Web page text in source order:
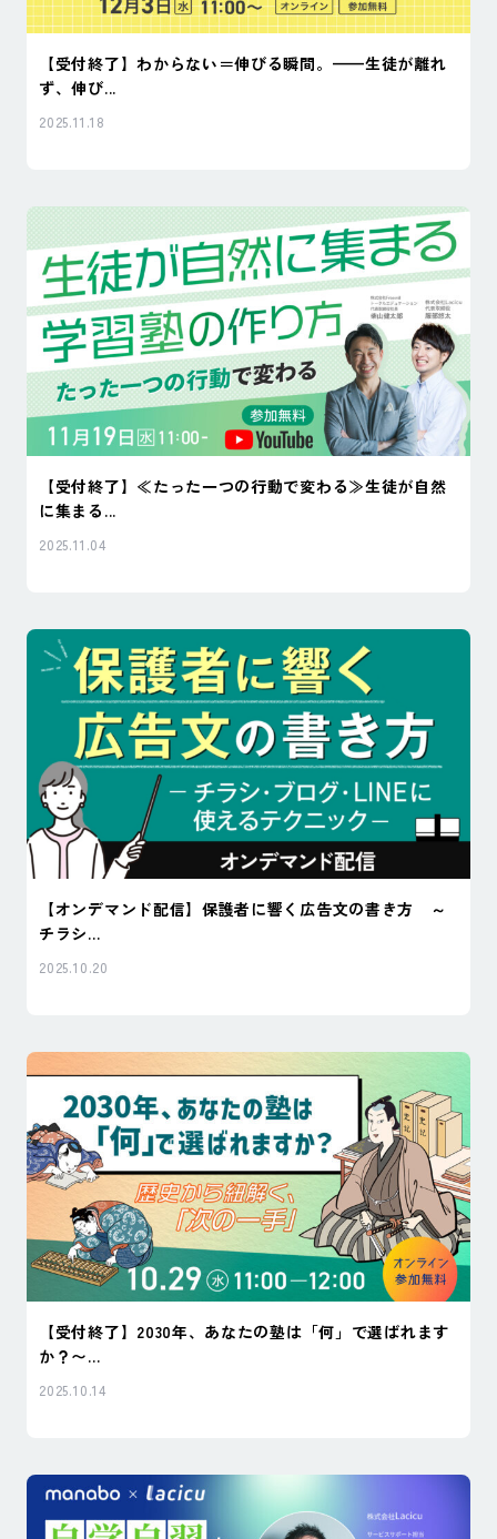
【受付終了】わからない＝伸びる瞬間。——生徒が離れ
ず、伸び...
2025.11.18
【受付終了】≪たった一つの行動で変わる≫生徒が自然
に集まる...
2025.11.04
【オンデマンド配信】保護者に響く広告文の書き方 ～
チラシ...
2025.10.20
【受付終了】2030年、あなたの塾は「何」で選ばれます
か？〜...
2025.10.14